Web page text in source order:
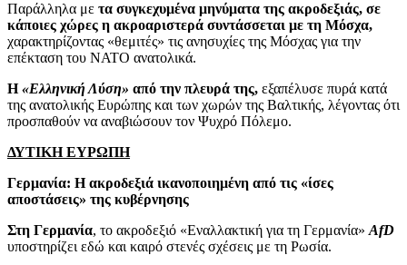
Παράλληλα με τα συγκεχυμένα μηνύματα της ακροδεξιάς, σε
κάποιες χώρες η ακροαριστερά συντάσσεται με τη Μόσχα,
χαρακτηρίζοντας «θεμιτές» τις ανησυχίες της Μόσχας για την
επέκταση του ΝΑΤΟ ανατολικά.
Η«Ελληνική Λύση» από την πλευρά της, εξαπέλυσε πυρά κατά
της ανατολικής Ευρώπης και των χωρών της Βαλτικής, λέγοντας ότι
προσπαθούν να αναβιώσουν τον Ψυχρό Πόλεμο.
ΔΥΤΙΚΗ ΕΥΡΩΠΗ
Γερμανία: Η ακροδεξιά ικανοποιημένη από τις «ίσες
αποστάσεις» της κυβέρνησης
Στη Γερμανία, το ακροδεξιό «Εναλλακτική για τη Γερμανία» AfD
υποστηρίζει εδώ και καιρό στενές σχέσεις με τη Ρωσία.